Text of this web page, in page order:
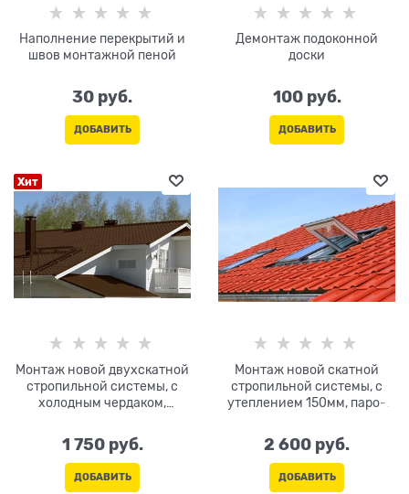
Наполнение перекрытий и
швов монтажной пеной
30 руб.
ДОБАВИТЬ
Демонтаж подоконной
доски
100 руб.
ДОБАВИТЬ
Хит
Монтаж новой двухскатной
стропильной системы, с
холодным чердаком,
металлочерепицы,
аксессуаров. Подшив
карниза софитом и монтаж
водостока
1 750 руб.
ДОБАВИТЬ
Монтаж новой скатной
стропильной системы, с
утеплением 150мм, паро-
кровельной стали,
аксессуаров. Подшив
карниза софитом и монтаж
водостока
2 600 руб.
ДОБАВИТЬ